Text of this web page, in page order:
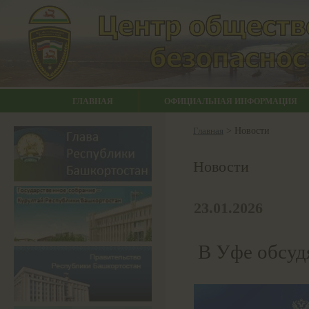
ГЛАВНАЯ ОФИЦИАЛЬНАЯ ИНФОРМАЦИЯ
Главная > Новости
Новости
В Уфе